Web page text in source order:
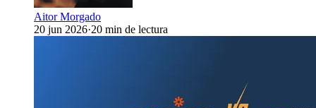
Aitor Morgado
20 jun 2026·20 min de lectura